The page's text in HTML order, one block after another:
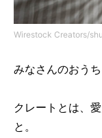
Wirestock Creators/
みなさんのおう
クレートとは、
と。